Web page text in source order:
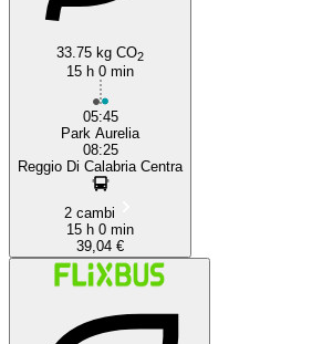
33.75 kg CO2
15 h 0 min
05:45
Park Aurelia
08:25
Reggio Di Calabria Centra
2 cambi
15 h 0 min
39,04 €